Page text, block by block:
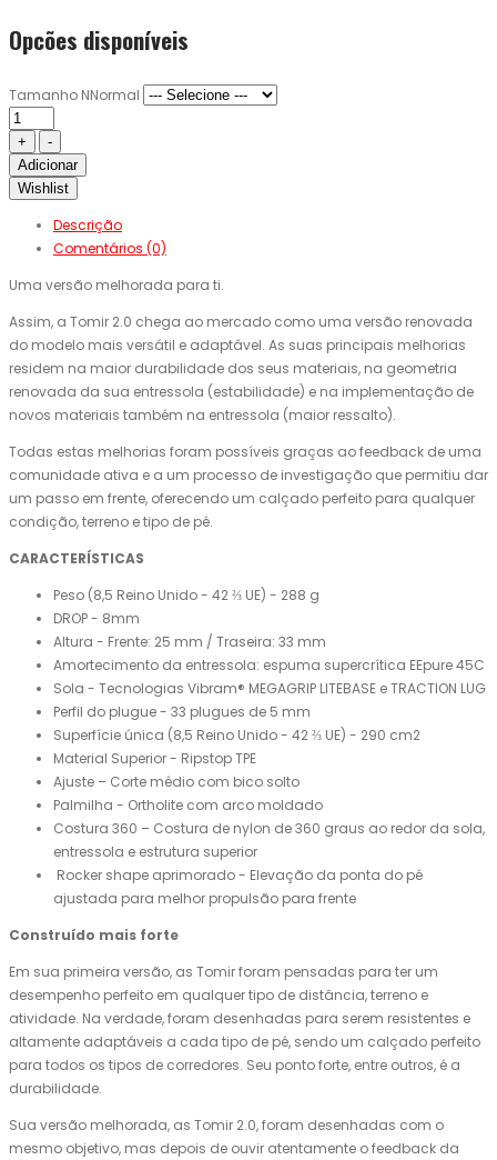
Opcões disponíveis
Tamanho NNormal
Adicionar
Wishlist
Descrição
Comentários (0)
Uma versão melhorada para ti.
Assim, a Tomir 2.0 chega ao mercado como uma versão renovada
do modelo mais versátil e adaptável. As suas principais melhorias
residem na maior durabilidade dos seus materiais, na geometria
renovada da sua entressola (estabilidade) e na implementação de
novos materiais também na entressola (maior ressalto).
Todas estas melhorias foram possíveis graças ao feedback de uma
comunidade ativa e a um processo de investigação que permitiu dar
um passo em frente, oferecendo um calçado perfeito para qualquer
condição, terreno e tipo de pé.
CARACTERÍSTICAS
Peso (8,5 Reino Unido - 42 ⅔ UE) - 288 g
DROP - 8mm
Altura - Frente: 25 mm / Traseira: 33 mm
Amortecimento da entressola: espuma supercrítica EEpure 45C
Sola - Tecnologias Vibram® MEGAGRIP LITEBASE e TRACTION LUG
Perfil do plugue - 33 plugues de 5 mm
Superfície única (8,5 Reino Unido - 42 ⅔ UE) - 290 cm2
Material Superior - Ripstop TPE
Ajuste – Corte médio com bico solto
Palmilha - Ortholite com arco moldado
Costura 360 – Costura de nylon de 360 graus ao redor da sola,
entressola e estrutura superior
Rocker shape aprimorado - Elevação da ponta do pé
ajustada para melhor propulsão para frente
Construído mais forte
Em sua primeira versão, as Tomir foram pensadas para ter um
desempenho perfeito em qualquer tipo de distância, terreno e
atividade. Na verdade, foram desenhadas para serem resistentes e
altamente adaptáveis a cada tipo de pé, sendo um calçado perfeito
para todos os tipos de corredores. Seu ponto forte, entre outros, é a
durabilidade.
Sua versão melhorada, as Tomir 2.0, foram desenhadas com o
mesmo objetivo, mas depois de ouvir atentamente o feedback da